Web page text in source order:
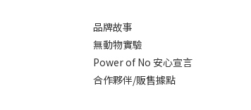
品牌故事
無動物實驗
Power of No 安心宣言
合作夥伴/販售據點